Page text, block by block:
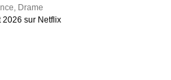
, Drame
2026 sur Netflix